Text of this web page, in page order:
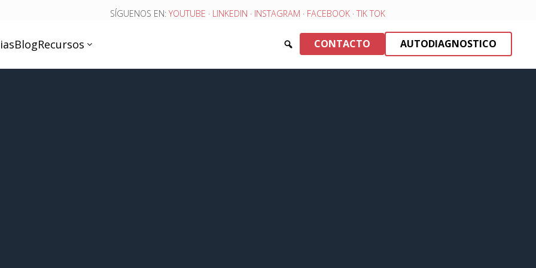
SÍGUENOS EN: YOUTUBE · LINKEDIN · INSTAGRAM · FACEBOOK· TIK TOK
BlogRecursos CONTACTO AUTODIAGNOSTICO